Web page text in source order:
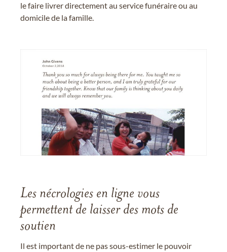
le faire livrer directement au service funéraire ou au
domicile de la famille.
Les nécrologies en ligne vous
permettent de laisser des mots de
soutien
Il est important de ne pas sous-estimer le pouvoir